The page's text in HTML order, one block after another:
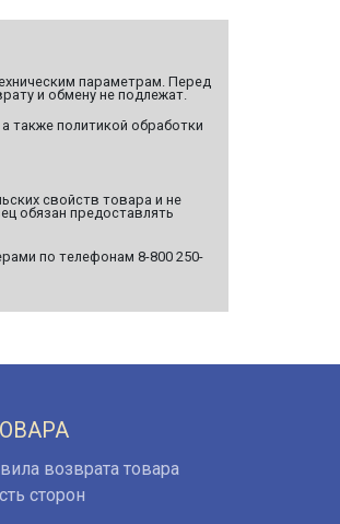
параметрам. Перед
и обмену не подлежат.
также политикой обработки
свойств товара и не
обязан предоставлять
по телефонам 8-800 250-
возврата товара
сторон